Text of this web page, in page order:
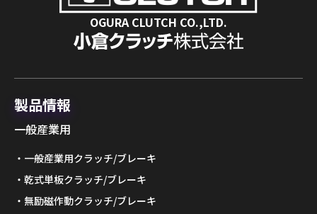
OGURA CLUTCH CO.,LTD.
製品情報
一般産業用
一般産業用クラッチ/ブレーキ
乾式単板クラッチ/ブレーキ
無励磁作動クラッチ/ブレーキ